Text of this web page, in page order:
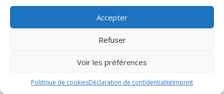
Accepter
Refuser
Voir les préférences
Politique de cookiesDéclaration de confidentialitéImprint